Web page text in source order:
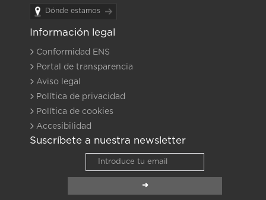
Dónde estamos
Información legal
Conformidad ENS
Portal de transparencia
Aviso legal
Política de privacidad
Política de cookies
Accesibilidad
Suscríbete a nuestra newsletter